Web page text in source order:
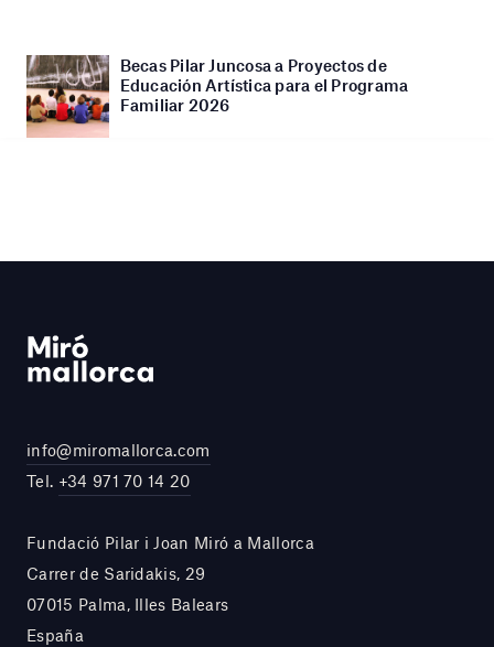
Becas Pilar Juncosa a Proyectos de
Educación Artística para el Programa
Familiar 2026
info@miromallorca.com
Tel. +34 971 70 14 20
Fundació Pilar i Joan Miró a Mallorca
Carrer de Saridakis, 29
07015 Palma, Illes Balears
España